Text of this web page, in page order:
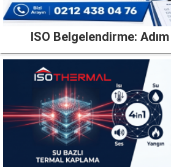
ISO Belgelendirme: